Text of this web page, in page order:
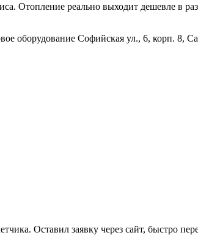
Отопление реально выходит дешевле в
оборудование Софийская ул., 6, корп. 8,
Оставил заявку через сайт, быстро